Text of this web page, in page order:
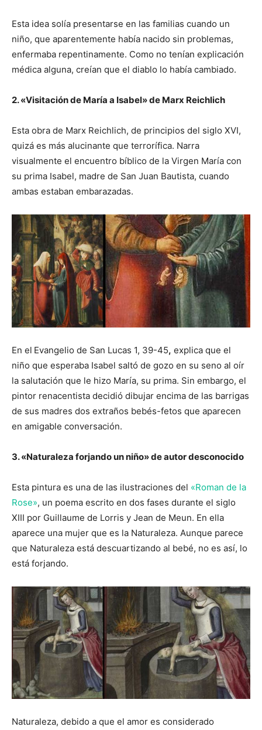
Esta idea solía presentarse en las familias cuando un
niño, que aparentemente había nacido sin problemas,
enfermaba repentinamente. Como no tenían explicación
médica alguna, creían que el diablo lo había cambiado.
2. «Visitación de María a Isabel» de Marx Reichlich
Esta obra de Marx Reichlich, de principios del siglo XVI,
quizá es más alucinante que terrorífica. Narra
visualmente el encuentro bíblico de la Virgen María con
su prima Isabel, madre de San Juan Bautista, cuando
ambas estaban embarazadas.
En el Evangelio de San Lucas 1, 39-45, explica que el
niño que esperaba Isabel saltó de gozo en su seno al oír
la salutación que le hizo María, su prima. Sin embargo, el
pintor renacentista decidió dibujar encima de las barrigas
de sus madres dos extraños bebés-fetos que aparecen
en amigable conversación.
3. «Naturaleza forjando un niño» de autor desconocido
Esta pintura es una de las ilustraciones del «Roman de la
Rose», un poema escrito en dos fases durante el siglo
XIII por Guillaume de Lorris y Jean de Meun. En ella
aparece una mujer que es la Naturaleza. Aunque parece
que Naturaleza está descuartizando al bebé, no es así, lo
está forjando.
Naturaleza, debido a que el amor es considerado